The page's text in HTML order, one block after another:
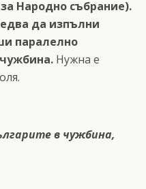
Народно събрание).
да изпълни
паралелно
Нужна е
в чужбина,